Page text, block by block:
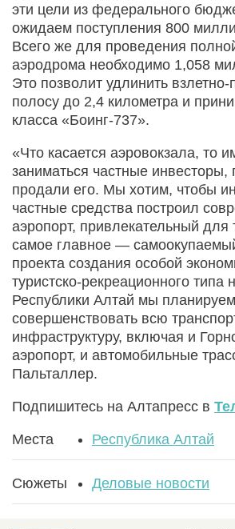
эти цели из федерального
ожидаем поступления 800
Всего же для проведения
аэродрома необходимо 1,058
Это позволит удлинить
полосу до 2,4 километра и
класса «Боинг-737».
«Что касается аэровокзала, то
заниматься частные инвесторы,
продали его. Мы хотим, чтобы
частные средства построил
аэропорт, привлекательный для
самое главное —
проекта создания особой
туристско-рекреационного типа
Республики Алтай мы планируем
совершенствовать всю
инфраструктуру, включая и
аэропорт, и автомобильные
Пальталлер.
Подпишитесь на Алтапресс в
Места Республика Алтай
Сюжеты Деловые новости